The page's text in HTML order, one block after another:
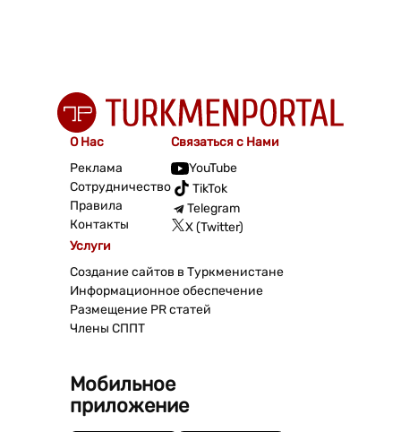
О Нас
Реклама
Сотрудничество
Правила
Контакты
Связаться с Нами
YouTube
TikTok
Telegram
X (Twitter)
Услуги
Создание сайтов в Туркменистане
Информационное обеспечение
Размещение PR статей
Члены СППТ
Мобильное
приложение